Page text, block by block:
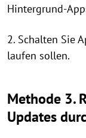
Hintergrund-
2. Schalten Sie
laufen sollen.
Methode 3.
Updates